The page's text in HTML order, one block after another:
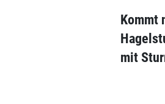
Kommt
mit